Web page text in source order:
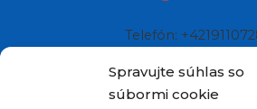
Spravujte súhlas so
súbormi cookie
Telefón: